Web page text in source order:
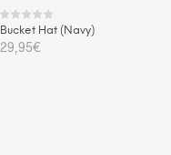
Bucket Hat (Navy)
29,95€